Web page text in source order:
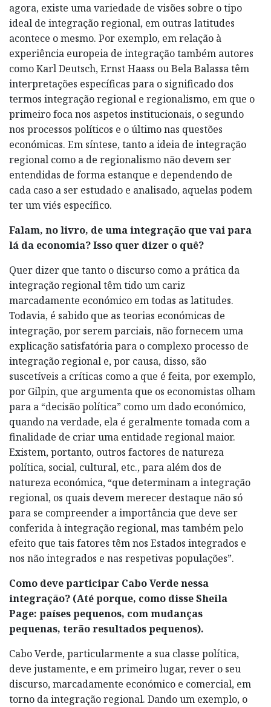
agora, existe uma variedade de visões sobre o tipo
ideal de integração regional, em outras latitudes
acontece o mesmo. Por exemplo, em relação à
experiência europeia de integração também autores
como Karl Deutsch, Ernst Haass ou Bela Balassa têm
interpretações específicas para o significado dos
termos integração regional e regionalismo, em que o
primeiro foca nos aspetos institucionais, o segundo
nos processos políticos e o último nas questões
económicas. Em síntese, tanto a ideia de integração
regional como a de regionalismo não devem ser
entendidas de forma estanque e dependendo de
cada caso a ser estudado e analisado, aquelas podem
ter um viés específico.
Falam, no livro, de uma integração que vai para
lá da economia? Isso quer dizer o quê?
Quer dizer que tanto o discurso como a prática da
integração regional têm tido um cariz
marcadamente económico em todas as latitudes.
Todavia, é sabido que as teorias económicas de
integração, por serem parciais, não fornecem uma
explicação satisfatória para o complexo processo de
integração regional e, por causa, disso, são
suscetíveis a críticas como a que é feita, por exemplo,
por Gilpin, que argumenta que os economistas olham
para a “decisão política” como um dado económico,
quando na verdade, ela é geralmente tomada com a
finalidade de criar uma entidade regional maior.
Existem, portanto, outros factores de natureza
política, social, cultural, etc., para além dos de
natureza económica, “que determinam a integração
regional, os quais devem merecer destaque não só
para se compreender a importância que deve ser
conferida à integração regional, mas também pelo
efeito que tais fatores têm nos Estados integrados e
nos não integrados e nas respetivas populações”.
Como deve participar Cabo Verde nessa
integração? (Até porque, como disse Sheila
Page: países pequenos, com mudanças
pequenas, terão resultados pequenos).
Cabo Verde, particularmente a sua classe política,
deve justamente, e em primeiro lugar, rever o seu
discurso, marcadamente económico e comercial, em
torno da integração regional. Dando um exemplo, o